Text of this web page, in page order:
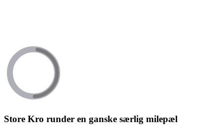
Store Kro runder en ganske særlig milepæl